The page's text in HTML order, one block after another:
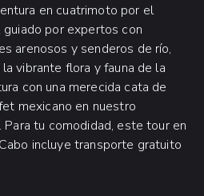
en cuatrimoto por el
por expertos con
arenosos y senderos de río,
vibrante flora y fauna de la
con una merecida cata de
mexicano en nuestro
tu comodidad, este tour en
incluye transporte gratuito